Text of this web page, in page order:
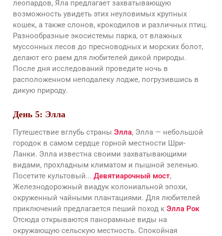
леопардов, Яла предлагает захватывающую
возможность увидеть этих неуловимых крупных
кошек, а также слонов, крокодилов и различных птиц.
Разнообразные экосистемы парка, от влажных
муссонных лесов до пресноводных и морских болот,
делают его раем для любителей дикой природы.
После дня исследований проведите ночь в
расположенном неподалеку лодже, погрузившись в
дикую природу.
День 5: Элла
Путешествие вглубь страны Элла, Элла — небольшой
городок в самом сердце горной местности Шри-
Ланки. Элла известна своими захватывающими
видами, прохладным климатом и пышной зеленью.
Посетите культовый... Девятиарочный мост,
Железнодорожный виадук колониальной эпохи,
окруженный чайными плантациями. Для любителей
приключений предлагается пеший поход к Элла Рок
Отсюда открываются панорамные виды на
окружающую сельскую местность. Спокойная